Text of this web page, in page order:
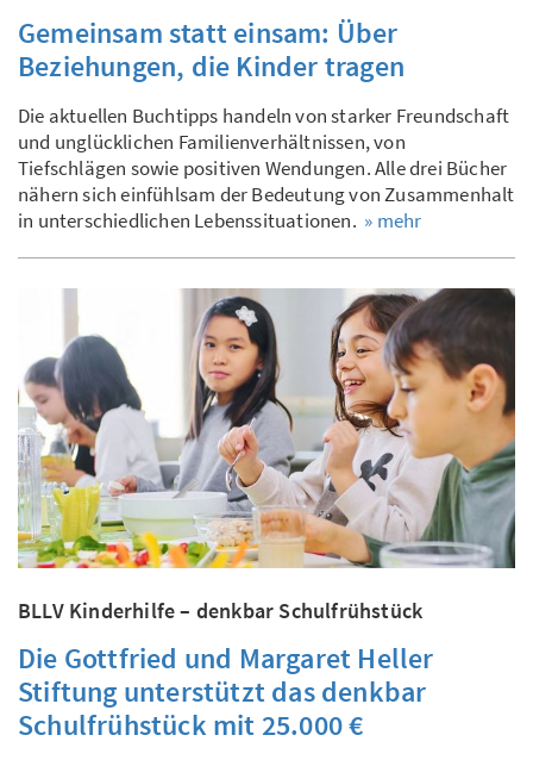
Gemeinsam statt einsam: Über
Beziehungen, die Kinder tragen
Die aktuellen Buchtipps handeln von starker Freundschaft
und unglücklichen Familienverhältnissen, von
Tiefschlägen sowie positiven Wendungen. Alle drei Bücher
nähern sich einfühlsam der Bedeutung von Zusammenhalt
in unterschiedlichen Lebenssituationen. » mehr
BLLV Kinderhilfe – denkbar Schulfrühstück
Die Gottfried und Margaret Heller
Stiftung unterstützt das denkbar
Schulfrühstück mit 25.000 €